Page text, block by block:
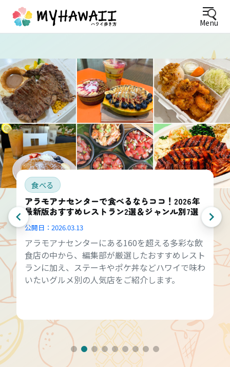
Menu
食べる
アラモアナセンターで食べるならココ！2026年
最新版おすすめレストラン2選＆ジャンル別7選
公開日： 2026.03.13
アラモアナセンターにある160を超える多彩な飲
食店の中から、編集部が厳選したおすすめレスト
ランに加え、ステーキやポケ丼などハワイで味わ
いたいグルメ別の人気店をご紹介します。